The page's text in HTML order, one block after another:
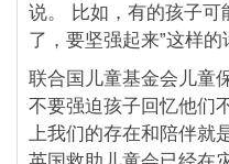
说。 比如，有的孩子可
了，要坚强起来”这样的
联合国儿童基金会儿童
不要强迫孩子回忆他们
上我们的存在和陪伴